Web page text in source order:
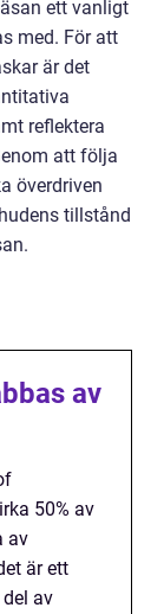
ett vanligt
med. För att
är det
reflektera
att följa
överdriven
tillstånd
av
50% av
av
är ett
av